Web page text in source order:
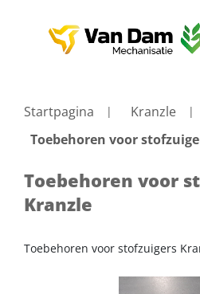
Startpagina
Kranzle
Toebehoren voor
Toebehoren voor
Kranzle
Toebehoren voor stofzuigers